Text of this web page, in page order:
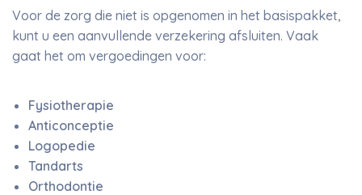
Voor de zorg die niet is opgenomen in het basispakket,
kunt u een aanvullende verzekering afsluiten. Vaak
gaat het om vergoedingen voor:
Fysiotherapie
Anticonceptie
Logopedie
Tandarts
Orthodontie